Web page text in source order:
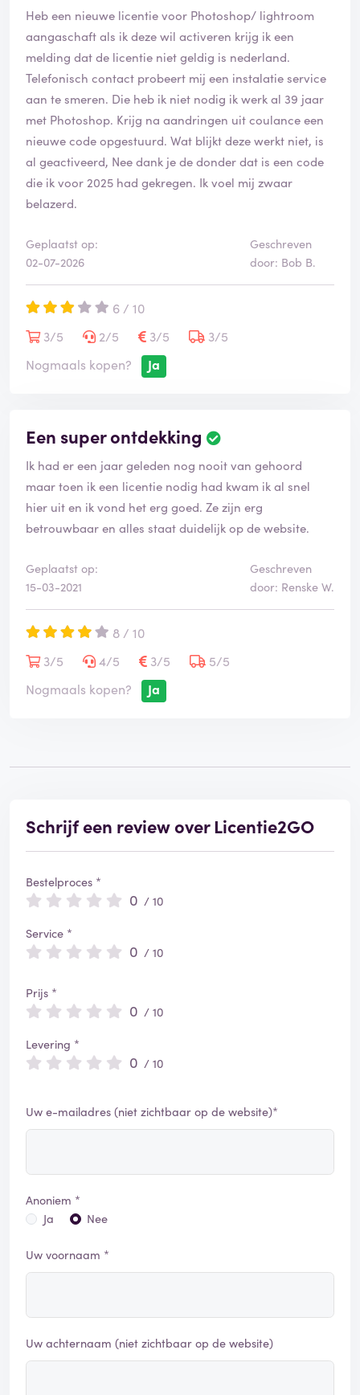
Heb een nieuwe licentie voor Photoshop/ lightroom
aangaschaft als ik deze wil activeren krijg ik een
melding dat de licentie niet geldig is nederland.
Telefonisch contact probeert mij een instalatie service
aan te smeren. Die heb ik niet nodig ik werk al 39 jaar
met Photoshop. Krijg na aandringen uit coulance een
nieuwe code opgestuurd. Wat blijkt deze werkt niet, is
al geactiveerd, Nee dank je de donder dat is een code
die ik voor 2025 had gekregen. Ik voel mij zwaar
belazerd.
Geplaatst op:
02-07-2026
Geschreven
door: Bob B.
6 / 10
3/5
2/5 3/5
3/5
Nogmaals kopen?
Ja
Een super ontdekking
Ik had er een jaar geleden nog nooit van gehoord
maar toen ik een licentie nodig had kwam ik al snel
hier uit en ik vond het erg goed. Ze zijn erg
betrouwbaar en alles staat duidelijk op de website.
Geplaatst op:
15-03-2021
Geschreven
door: Renske W.
8 / 10
3/5
4/5 3/5
5/5
Nogmaals kopen?
Ja
Schrijf een review over Licentie2GO
Bestelproces *
0 / 10
Service *
0 / 10
Prijs *
0 / 10
Levering *
0 / 10
Uw e-mailadres (niet zichtbaar op de website)*
Anoniem *
Ja
Nee
Uw voornaam *
Uw achternaam (niet zichtbaar op de website)